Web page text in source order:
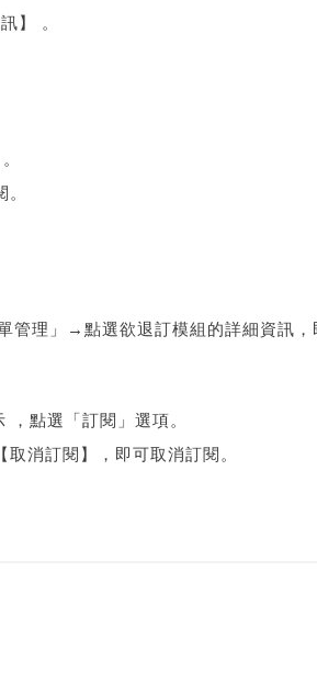
】 。
。
管理」
→點選欲退訂模組的詳細資訊，
，點選「訂閱」選項。
取消訂閱】，即可取消訂閱。